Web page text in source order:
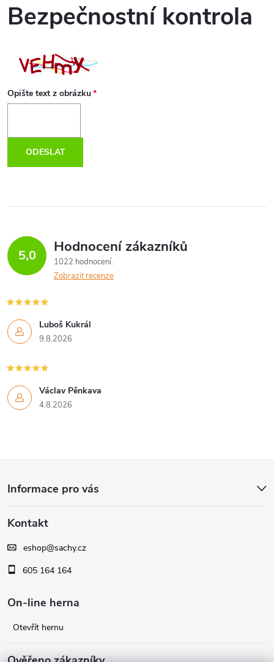
Bezpečnostní kontrola
Opište text z obrázku
ODESLAT
5,0 Hodnocení zákazníků
1022 hodnocení
Zobrazit recenze
Luboš Kukrál
9.8.2026
Václav Pěnkava
4.8.2026
p
a
Informace pro vás
Kontakt
eshop@sachy.cz
605 164 164
On-line herna
Otevřít hernu